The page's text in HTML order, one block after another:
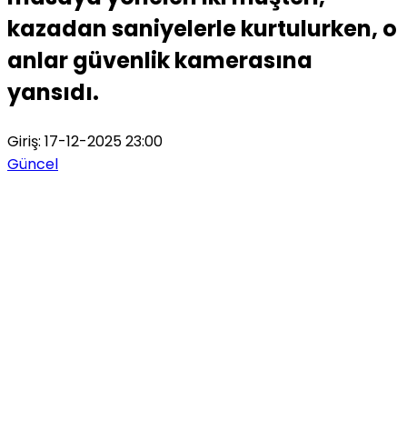
kazadan saniyelerle kurtulurken, o
anlar güvenlik kamerasına
yansıdı.
Giriş: 17-12-2025 23:00
Güncel